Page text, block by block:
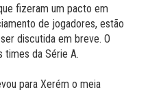
fizeram um pacto em
de jogadores, estão
discutida em breve. O
times da Série A.
para Xerém o meia